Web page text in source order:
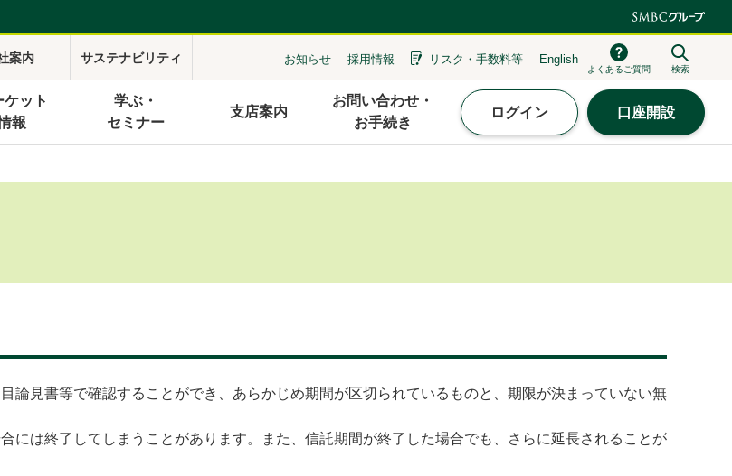
案内 サステナビリティ お知らせ 採用情報 リスク・ 手数料等 English
よくあるご質問 検索
ケット
報
学ぶ・
セミナー
支店案内
お問い合わせ・
お手続き
ログイン 口座開設
論見書等で確認することができ、あらかじめ期間が区切られているものと、期限が決まっていない無
には終了してしまうことがあります。また、信託期間が終了した場合でも、さらに延長されることが